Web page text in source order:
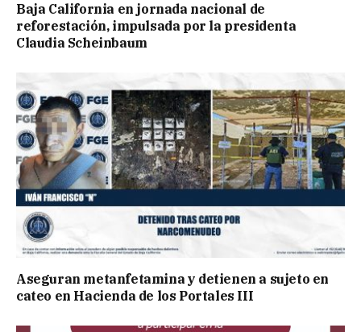
Baja California en jornada nacional de
reforestación, impulsada por la presidenta
Claudia Scheinbaum
Aseguran metanfetamina y detienen a sujeto en
cateo en Hacienda de los Portales III